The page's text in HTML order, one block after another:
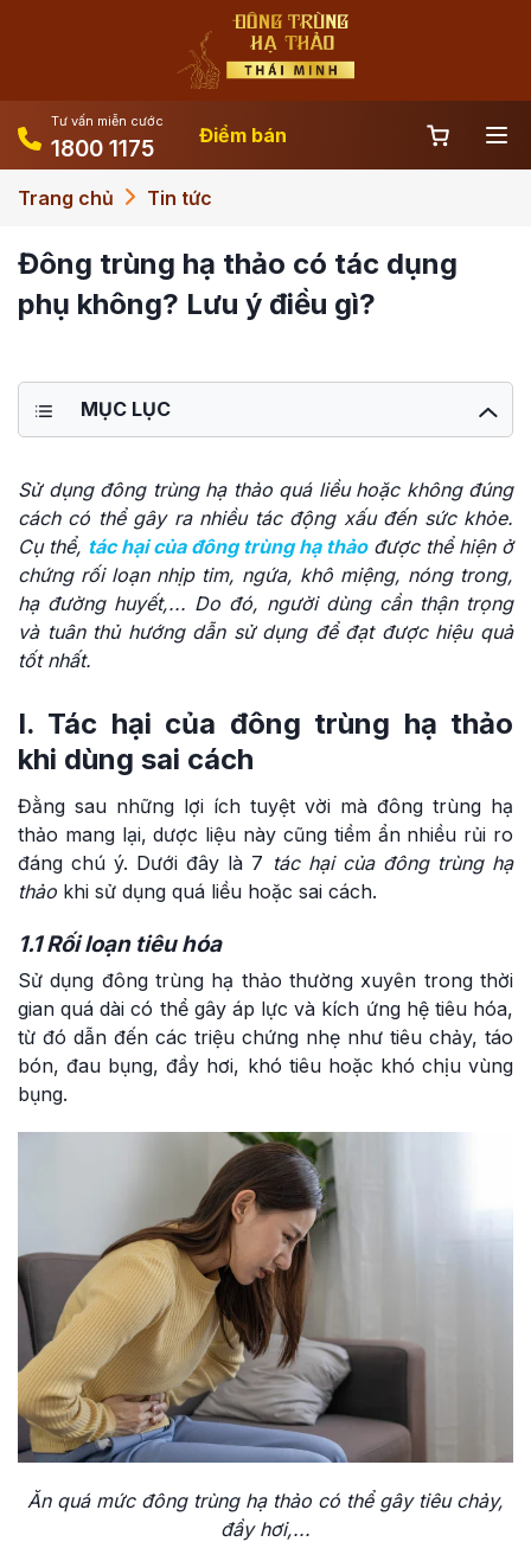
Tư vấn miễn cước
1800 1175 Điểm bán
Trang chủ Tin tức
Đông trùng hạ thảo có tác dụng
phụ không? Lưu ý điều gì?
MỤC LỤC
Sử dụng đông trùng hạ thảo quá liều hoặc không đúng
cách có thể gây ra nhiều tác động xấu đến sức khỏe.
Cụ thể, tác hại của đông trùng hạ thảođược thể hiện ở
chứng rối loạn nhịp tim, ngứa, khô miệng, nóng trong,
hạ đường huyết,... Do đó, người dùng cần thận trọng
và tuân thủ hướng dẫn sử dụng để đạt được hiệu quả
tốt nhất.
I. Tác hại của đông trùng hạ thảo
khi dùng sai cách
Đằng sau những lợi ích tuyệt vời mà đông trùng hạ
thảo mang lại, dược liệu này cũng tiềm ẩn nhiều rủi ro
đáng chú ý. Dưới đây là 7 tác hại của đông trùng hạ
thảo khi sử dụng quá liều hoặc sai cách.
1.1 Rối loạn tiêu hóa
Sử dụng đông trùng hạ thảo thường xuyên trong thời
gian quá dài có thể gây áp lực và kích ứng hệ tiêu hóa,
từ đó dẫn đến các triệu chứng nhẹ như tiêu chảy, táo
bón, đau bụng, đầy hơi, khó tiêu hoặc khó chịu vùng
bụng.
Ăn quá mức đông trùng hạ thảo có thể gây tiêu chảy,
đầy hơi,...